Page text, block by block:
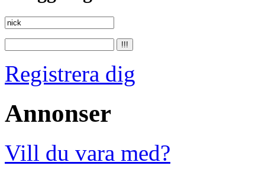
Registrera dig
Annonser
Vill du vara med?